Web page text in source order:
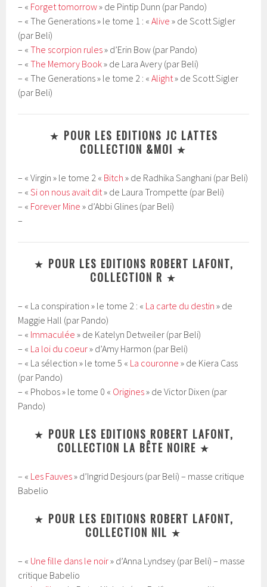
– « Forget tomorrow» de Pintip Dunn (par Pando)
– « The Generations » le tome 1 : «Alive » de Scott Sigler
(par Beli)
– «The scorpion rules» d’Erin Bow (par Pando)
– «The Memory Book» de Lara Avery (par Beli)
– « The Generations » le tome 2 : «Alight» de Scott Sigler
(par Beli)
★ POUR LES EDITIONS JC LATTES
COLLECTION &MOI ★
– « Virgin » le tome 2 « Bitch » de Radhika Sanghani (par Beli)
– «Si on nous avait dit» de Laura Trompette (par Beli)
– « Forever Mine » d’Abbi Glines (par Beli)
–
★ POUR LES EDITIONS ROBERT LAFONT,
COLLECTION R ★
– « La conspiration » le tome 2 : « La carte du destin » de
Maggie Hall (par Pando)
– « Immaculée » de Katelyn Detweiler (par Beli)
– « La loi du coeur» d’Amy Harmon (par Beli)
– « La sélection » le tome 5 « La couronne » de Kiera Cass
(par Pando)
– « Phobos » le tome 0 « Origines» de Victor Dixen (par
Pando)
★ POUR LES EDITIONS ROBERT LAFONT,
COLLECTION LA BÊTE NOIRE ★
– « Les Fauves» d’Ingrid Desjours (par Beli) – masse critique
Babelio
★ POUR LES EDITIONS ROBERT LAFONT,
COLLECTION NIL ★
– « Une fille dans le noir» d’Anna Lyndsey (par Beli) – masse
critique Babelio